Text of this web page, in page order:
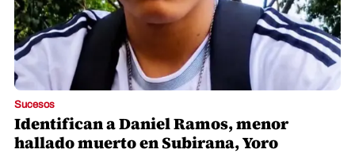
Sucesos
Identifican a Daniel Ramos, menor
hallado muerto en Subirana, Yoro